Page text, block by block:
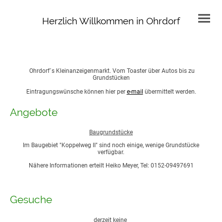
Herzlich Willkommen in Ohrdorf
Ohrdorf´s Kleinanzeigenmarkt. Vom Toaster über Autos bis zu
Grundstücken
Eintragungswünsche können hier per e-mail übermittelt werden.
Angebote
Baugrundstücke
Im Baugebiet "Koppelweg II" sind noch einige, wenige Grundstücke
verfügbar.
Nähere Informationen erteilt Heiko Meyer, Tel: 0152-09497691
Gesuche
derzeit keine